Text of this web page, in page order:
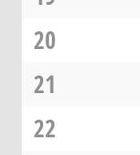
20
21
22